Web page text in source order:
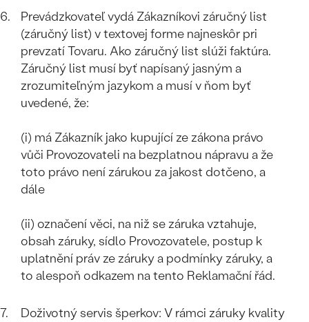
Prevádzkovateľ vydá Zákazníkovi záručný list
(záručný list) v textovej forme najneskôr pri
prevzatí Tovaru. Ako záručný list slúži faktúra.
Záručný list musí byť napísaný jasným a
zrozumiteľným jazykom a musí v ňom byť
uvedené, že:
(i) má Zákazník jako kupující ze zákona právo
vůči Provozovateli na bezplatnou nápravu a že
toto právo není zárukou za jakost dotčeno, a
dále
(ii) označení věci, na niž se záruka vztahuje,
obsah záruky, sídlo Provozovatele, postup k
uplatnění práv ze záruky a podmínky záruky, a
to alespoň odkazem na tento Reklamační řád.
Doživotný servis šperkov: V rámci záruky kvality